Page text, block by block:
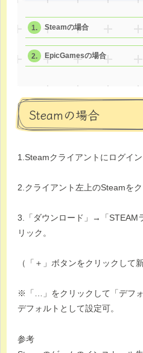
Steamの場合
EpicGamesの場合
Steamの場合
1.Steamクライアントにログイン
2.クライアント左上のSteamを
3.「ダウンロード」→「STEAM
リック。
（「＋」ボタンをクリックして
※「…」をクリックして「デフ
デフォルトとして設定可。
参考